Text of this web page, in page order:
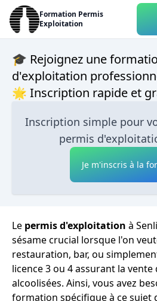
Formation Permis
Exploitation
🎓 Rejoignez une
d'exploitation
🌟 Inscription rapide et
Inscription simple pour
permis
Je m'inscris à la
Le permis d'exploitation à
sésame crucial lorsque l'on
restauration, bar, ou
licence 3 ou 4 assurant la vente
alcoolisées. Ainsi, vous avez
formation spécifique à ce sujet